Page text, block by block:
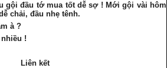
gội đầu tớ mua tốt dễ sợ ! Mới gội vài hôm
chải, đầu nhẹ tênh.
à ?
!
Liên kết